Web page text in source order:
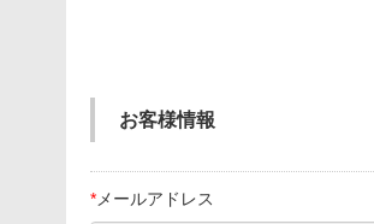
お客様情報
* メールアドレス